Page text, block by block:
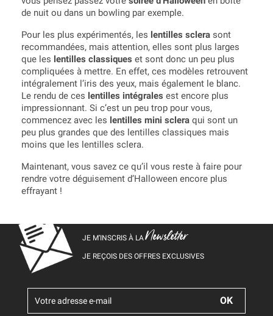
de nuit ou dans un bowling par exemple.
Pour les plus expérimentés, les lentilles sclera sont
recommandées, mais attention, elles sont plus larges
que les lentilles classiques et sont donc un peu plus
compliquées à mettre. En effet, ces modèles retrouvent
intégralement l’iris des yeux, mais également le blanc.
Le rendu de ces lentilles intégrales est encore plus
impressionnant. Si c’est un peu trop pour vous,
commencez avec les lentilles mini sclera qui sont un
peu plus grandes que des lentilles classiques mais
moins que les lentilles sclera.
Maintenant, vous savez ce qu’il vous reste à faire pour
rendre votre déguisement d’Halloween encore plus
effrayant !
JE M’INSCRIS À LANewsletter
JE REÇOIS DES OFFRES EXCLUSIVES